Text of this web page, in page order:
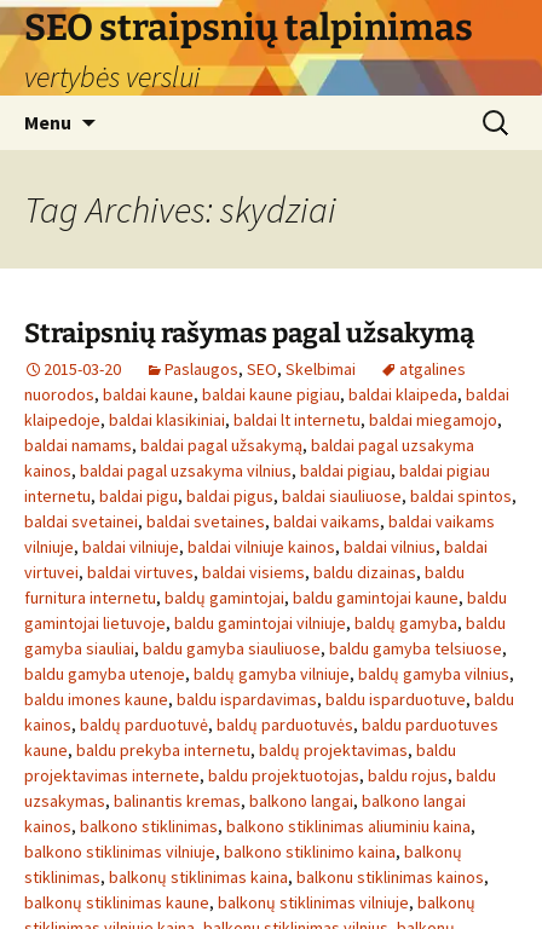
Skip
to
content
SEO straipsnių talpinimas
vertybės verslui
Menu
Search
for:
Tag Archives: skydziai
Straipsnių rašymas pagal užsakymą
2015-03-20 Paslaugos, SEO, Skelbimai
atgalines
nuorodos, baldai kaune, baldai kaune pigiau, baldai klaipeda, baldai
klaipedoje, baldai klasikiniai, baldai lt internetu, baldai miegamojo,
baldai namams, baldai pagal užsakymą, baldai pagal uzsakyma
kainos, baldai pagal uzsakyma vilnius, baldai pigiau, baldai pigiau
internetu, baldai pigu, baldai pigus, baldai siauliuose, baldai spintos,
baldai svetainei, baldai svetaines, baldai vaikams, baldai vaikams
vilniuje, baldai vilniuje, baldai vilniuje kainos, baldai vilnius, baldai
virtuvei, baldai virtuves, baldai visiems, baldu dizainas, baldu
furnitura internetu, baldų gamintojai, baldu gamintojai kaune, baldu
gamintojai lietuvoje, baldu gamintojai vilniuje, baldų gamyba, baldu
gamyba siauliai, baldu gamyba siauliuose, baldu gamyba telsiuose,
baldu gamyba utenoje, baldų gamyba vilniuje, baldų gamyba vilnius,
baldu imones kaune, baldu ispardavimas, baldu isparduotuve, baldu
kainos, baldų parduotuvė, baldų parduotuvės, baldu parduotuves
kaune, baldu prekyba internetu, baldų projektavimas, baldu
projektavimas internete, baldu projektuotojas, baldu rojus, baldu
uzsakymas, balinantis kremas, balkono langai, balkono langai
kainos, balkono stiklinimas, balkono stiklinimas aliuminiu kaina,
balkono stiklinimas vilniuje, balkono stiklinimo kaina, balkonų
stiklinimas, balkonų stiklinimas kaina, balkonu stiklinimas kainos,
balkonų stiklinimas kaune, balkonų stiklinimas vilniuje, balkonų